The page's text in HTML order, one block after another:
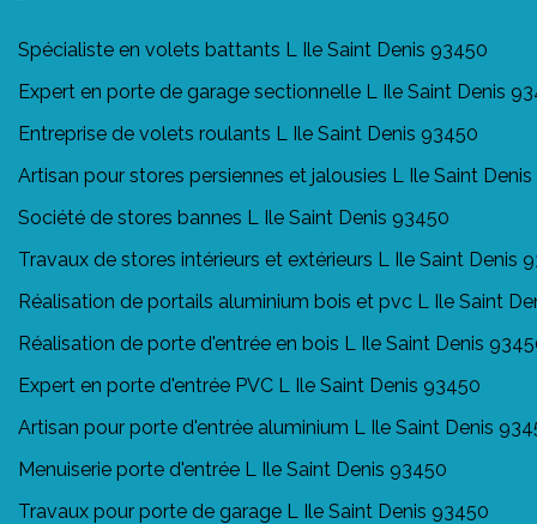
Spécialiste en volets battants L Ile Saint Denis 93450
Expert en porte de garage sectionnelle L Ile Saint Denis
Entreprise de volets roulants L Ile Saint Denis 93450
Artisan pour stores persiennes et jalousies L Ile Saint
Société de stores bannes L Ile Saint Denis 93450
Travaux de stores intérieurs et extérieurs L Ile Saint Denis
Réalisation de portails aluminium bois et pvc L Ile Saint
Réalisation de porte d'entrée en bois L Ile Saint Denis
Expert en porte d'entrée PVC L Ile Saint Denis 93450
Artisan pour porte d'entrée aluminium L Ile Saint Denis
Menuiserie porte d'entrée L Ile Saint Denis 93450
Travaux pour porte de garage L Ile Saint Denis 93450